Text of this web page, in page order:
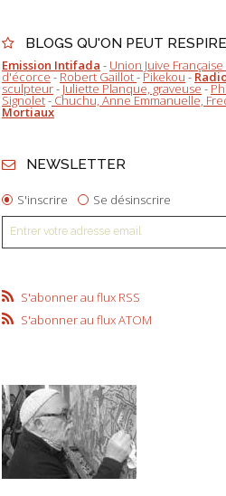
BLOGS QU'ON PEUT
Emission Intifada - Union Juive
d'écorce-Robert Gaillot-Pikekou-
sculpteur-Juliette Planque, graveuse-
Signolet-Chuchu, Anne Emmanuelle,
Mortiaux
NEWSLETTER
S'inscrire Se désinscrire
S'abonner au flux RSS
S'abonner au flux ATOM